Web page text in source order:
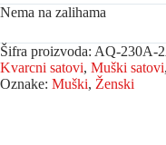
Nema na zalihama
Šifra proizvoda: AQ-230A-
Kvarcni satovi, Muški satovi,
Oznake: Muški, Ženski